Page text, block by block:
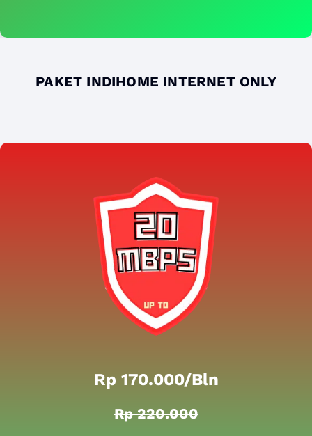
PAKET INDIHOME INTERNET ONLY
Rp 170.000/bln
Rp 220.000